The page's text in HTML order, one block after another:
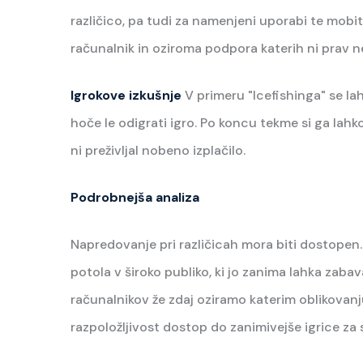
različico, pa tudi za namenjeni uporabi te
računalnik in oziroma podpora katerih ni prav
Igrokove izkušnje V primeru "Icefishinga" se
hoče le odigrati igro. Po koncu tekme si ga
ni preživljal nobeno izplačilo.
Podrobnejša analiza
Napredovanje pri različicah mora biti
potola v široko publiko, ki jo zanima lahka
računalnikov že zdaj oziramo katerim
razpoložljivost dostop do zanimivejše igrice za